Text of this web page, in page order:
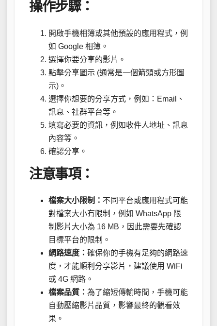
操作步驟：
開啟手機相簿或其他預設的應用程式，例
如 Google 相簿。
選擇你要分享的影片。
點擊分享圖示 (通常是一個箭頭或方形圖
示)。
選擇你想要的分享方式，例如：Email、
訊息、社群平台等。
填寫必要的資訊，例如收件人地址、訊息
內容等。
確認分享。
注意事項：
檔案大小限制： 不同平台或應用程式可能
對檔案大小有限制，例如 WhatsApp 限
制影片大小為 16 MB，因此需要先確認
目標平台的限制。
網路速度： 確保你的手機有足夠的網路速
度，才能順利分享影片，建議使用 WiFi
或 4G 網路。
檔案品質： 為了縮短傳輸時間，手機可能
自動壓縮影片品質，影響最終的觀看效
果。